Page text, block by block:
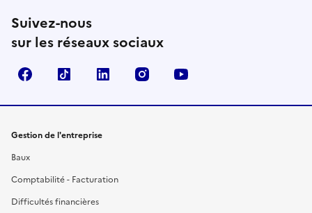
Suivez-nous
sur les réseaux sociaux
FacebookTikTok Linkedin Instagram
Gestion de l'entreprise
Baux
Comptabilité - Facturation
Difficultés financières